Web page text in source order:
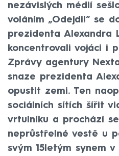
nezávislých médií
voláním „Odejdi!“ se
prezidenta Alexandra
koncentrovali vojáci i
Zprávy agentury
snaze prezidenta
opustit zemi. Ten
sociálních sítích šířit
vrtulníku a prochází
neprůstřelné vestě u
svým 15letým synem